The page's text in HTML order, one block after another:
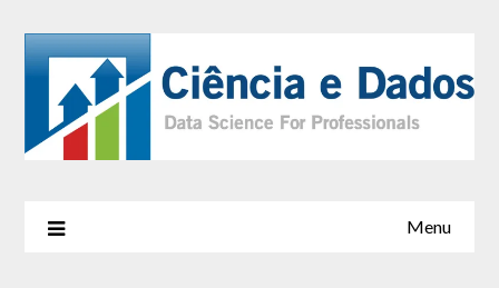
Menu